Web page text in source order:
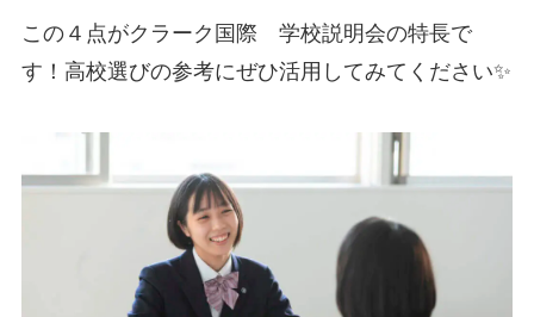
この４点がクラーク国際 学校説明会の特長で
す！高校選びの参考にぜひ活用してみてください✨